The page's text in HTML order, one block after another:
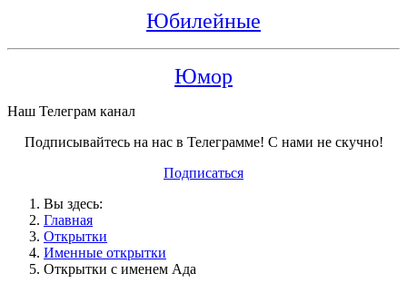
Юбилейные
Юмор
Наш Телеграм канал
Подписывайтесь на нас в Телеграмме! С нами не скучно!
Подписаться
Вы здесь:
Главная
Открытки
Именные открытки
Открытки с именем Ада